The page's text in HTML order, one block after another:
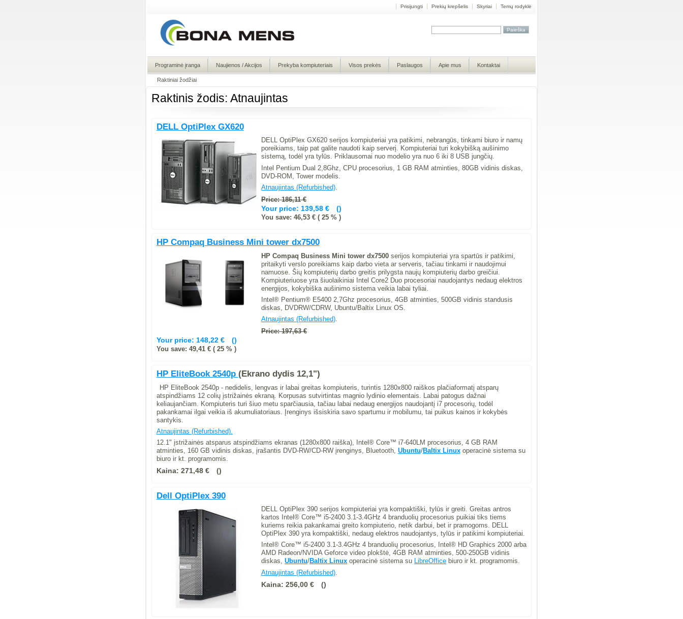
Temų rodyklė
Skyriai
Prekių krepšelis
Prisijungti
Programinė įranga Naujienos / Akcijos Prekyba kompiuteriais Visos prekės Paslaugos Apie mus Kontaktai
Raktiniai žodžiai
Raktinis žodis: Atnaujintas
DELL OptiPlex GX620
DELL OptiPlex GX620 serijos kompiuteriai yra patikimi, nebrangūs, tinkami biuro ir namų
poreikiams, taip pat galite naudoti kaip serverį. Kompiuteriai turi kokybišką aušinimo
sistemą, todėl yra tylūs. Priklausomai nuo modelio yra nuo 6 iki 8 USB jungčių.
Intel Pentium Dual 2,8Ghz, CPU procesorius, 1 GB RAM atminties, 80GB vidinis diskas,
DVD-ROM, Tower modelis.
Atnaujintas (Refurbished).
Price: 186,11 €
Your price: 139,58 €
You save: 46,53 € ( 25 % )
HP Compaq Business Mini tower dx7500
HP Compaq Business Mini tower dx7500serijos kompiuteriai yra spartūs ir patikimi,
pritaikyti verslo poreikiams kaip darbo vieta ar serveris, tačiau tinkami ir naudojimui
namuose. Šių kompiuterių darbo greitis prilygsta naujų kompiuterių darbo greičiui.
Kompiuteriuose yra šiuolaikiniai Intel Core2 Duo procesoriai naudojantys nedaug elektros
energijos, kokybiška aušinimo sistema veikia labai tyliai.
Intel® Pentium® E5400 2,7Ghz procesorius, 4GB atminties, 500GB vidinis standusis
diskas, DVDRW/CDRW, Ubuntu/Baltix Linux OS.
Atnaujintas (Refurbished).
Price: 197,63 €
Your price: 148,22 €
You save: 49,41 € ( 25 % )
HP EliteBook 2540p (Ekrano dydis 12,1")
HP EliteBook 2540p - nedidelis, lengvas ir labai greitas kompiuteris, turintis 1280x800 raiškos plačiaformatį atsparų
atspindžiams 12 colių įstrižainės ekraną. Korpusas sutvirtintas magnio lydinio elementais. Labai patogus dažnai
keliaujančiam. Kompiuteris turi šiuo metu sparčiausia, tačiau labai nedaug energijos naudojantį i7 procesorių, todėl
pakankamai ilgai veikia iš akumuliatoriaus. Įrenginys išsiskiria savo spartumu ir mobilumu, tai puikus kainos ir kokybės
santykis.
Atnaujintas (Refurbished).
12.1" įstrižainės atsparus atspindžiams ekranas (1280x800 raiška), Intel® Core™ i7-640LM procesorius, 4 GB RAM
atminties, 160 GB vidinis diskas, įrašantis DVD-RW/CD-RW įrenginys, Bluetooth, Ubuntu/Baltix Linuxoperacinė sistema su
biuro ir kt. programomis.
Kaina: 271,48 €
Dell OptiPlex 390
DELL OptiPlex 390 serijos kompiuteriai yra kompaktiški, tylūs ir greiti. Greitas antros
kartos Intel® Core™ i5-2400 3.1-3.4GHz 4 branduolių procesorius puikiai tiks tiems
kuriems reikia pakankamai greito kompiuterio, netik darbui, bet ir pramogoms. DELL
OptiPlex 390 yra kompaktiški, nedaug elektros naudojantys, tylūs ir patikimi kompiuteriai.
Intel® Core™ i5-2400 3.1-3.4GHz 4 branduolių procesorius, Intel® HD Graphics 2000 arba
AMD Radeon/NVIDA Geforce video plokštė, 4GB RAM atminties, 500-250GB vidinis
diskas, Ubuntu/Baltix Linuxoperacinė sistema su LibreOfficebiuro ir kt. programomis.
Atnaujintas (Refurbished).
Kaina: 256,00 €